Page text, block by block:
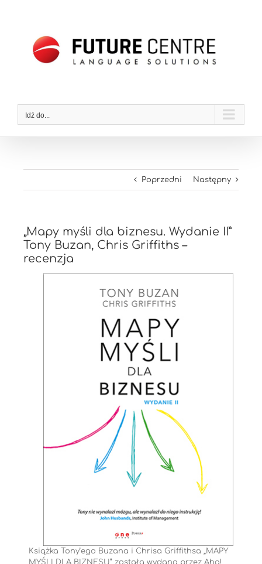
Idź do...
Poprzedni Następny
„Mapy myśli dla biznesu. Wydanie II”
Tony Buzan, Chris Griffiths –
recenzja
Książka Tony’ego Buzana i Chrisa Griffithsa „MAPY
MYŚLI DLA BIZNESU” została wydana przez Aha!